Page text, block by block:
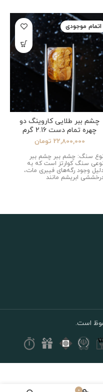
اتمام موجودی
چشم ببر طلایی کاروینگ دو
چهره تمام دست 2.16 گرم
22,800,000 تومان
سنگ: چشم ببر چشم ببر
سنگ کوارتز است که به
وجود رگه‌های فیبری مات،
ابریشم مانند
است.
0